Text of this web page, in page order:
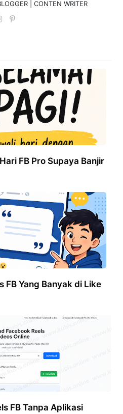
| CONTEN WRITER
FB Pro Supaya Banjir
FB Yang Banyak di Like
FB Tanpa Aplikasi